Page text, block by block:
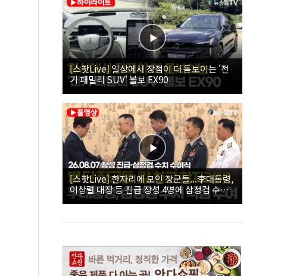
[스팟Live] 일상에서 장점이 더 돋보이는 '전
기 패밀리 SUV' 볼보 EX90
[스팟Live] 한자리에 모인 장군들...李대통령,
이상렬 대장 등 진급 장성 4명에 삼정검 수치
직접 수여｜26.08.07 장성 진급·삼정검 수치